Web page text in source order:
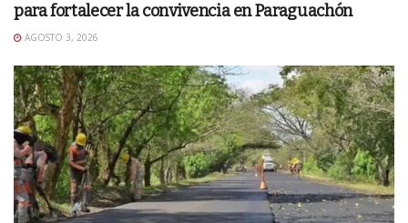
para fortalecer la convivencia en Paraguachón
AGOSTO 3, 2026